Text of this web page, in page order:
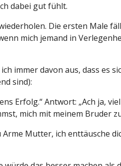
dabei gut fühlt.
Die ersten Male
mich jemand in
immer davon aus, dass es
sind):
Erfolg.“ Antwort: „Ach ja,
mich mit meinem Bruder
Mutter, ich enttäusche